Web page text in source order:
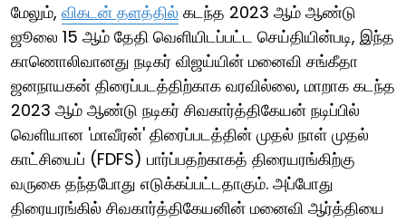
மேலும், விகடன் தளத்தில் கடந்த 2023 ஆம் ஆண்டு
ஜூலை 15 ஆம் தேதி வெளியிடப்பட்ட செய்தியின்படி, இந்த
காணொலிவானது நடிகர் விஜய்யின் மனைவி சங்கீதா
ஜனநாயகன் திரைப்படத்திற்காக வரவில்லை, மாறாக கடந்த
2023 ஆம் ஆண்டு நடிகர் சிவகார்த்திகேயன் நடிப்பில்
வெளியான 'மாவீரன்' திரைப்படத்தின் முதல் நாள் முதல்
காட்சியைப் (FDFS) பார்ப்பதற்காகத் திரையரங்கிற்கு
வருகை தந்தபோது எடுக்கப்பட்டதாகும். அப்போது
திரையரங்கில் சிவகார்த்திகேயனின் மனைவி ஆர்த்தியை